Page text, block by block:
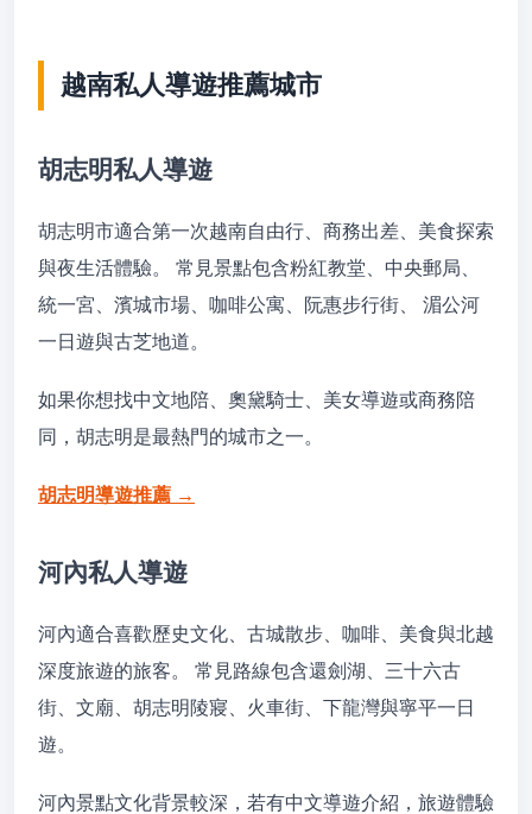
越南私人導遊推薦城市
胡志明私人導遊
胡志明市適合第一次越南自由行、商務出差、美食探索
與夜生活體驗。 常見景點包含粉紅教堂、中央郵局、
統一宮、濱城市場、咖啡公寓、阮惠步行街、 湄公河
一日遊與古芝地道。
如果你想找中文地陪、奧黛騎士、美女導遊或商務陪
同，胡志明是最熱門的城市之一。
胡志明導遊推薦 →
河內私人導遊
河內適合喜歡歷史文化、古城散步、咖啡、美食與北越
深度旅遊的旅客。 常見路線包含還劍湖、三十六古
街、文廟、胡志明陵寢、火車街、下龍灣與寧平一日
遊。
河內景點文化背景較深，若有中文導遊介紹，旅遊體驗